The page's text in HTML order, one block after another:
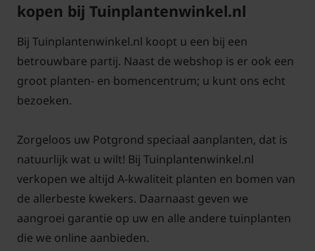
kopen bij Tuinplantenwinkel.nl
Bij Tuinplantenwinkel.nl koopt u een bij een
betrouwbare partij. Naast de webshop is er ook een
groot planten- en bomencentrum; u kunt ons echt
bezoeken.
Zorgeloos uw Potgrond speciaal aanplanten, dat is
natuurlijk wat u wilt! Bij Tuinplantenwinkel.nl
verkopen we altijd A-kwaliteit planten en bomen van
de allerbeste kwekers. Daarnaast geven we
aangroei garantie op uw en alle andere tuinplanten
die we online aanbieden.